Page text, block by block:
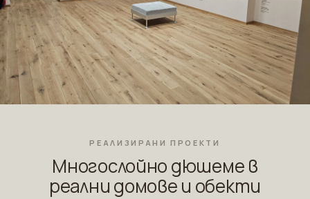
РЕАЛИЗИРАНИ ПРОЕКТИ
Многослойно дюшеме в
реални домове и обекти